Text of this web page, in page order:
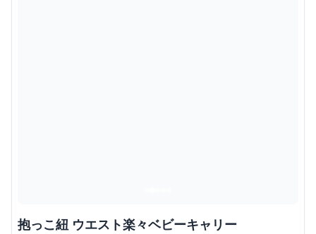
抱っこ紐 ウエスト楽々ベビーキャリー